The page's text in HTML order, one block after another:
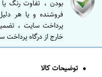
بودن ، تفاوت رنگ
فروشنده و یا هر
پرداخت سایت ،
خارج از درگاه پرداخت
توضیحات کالا